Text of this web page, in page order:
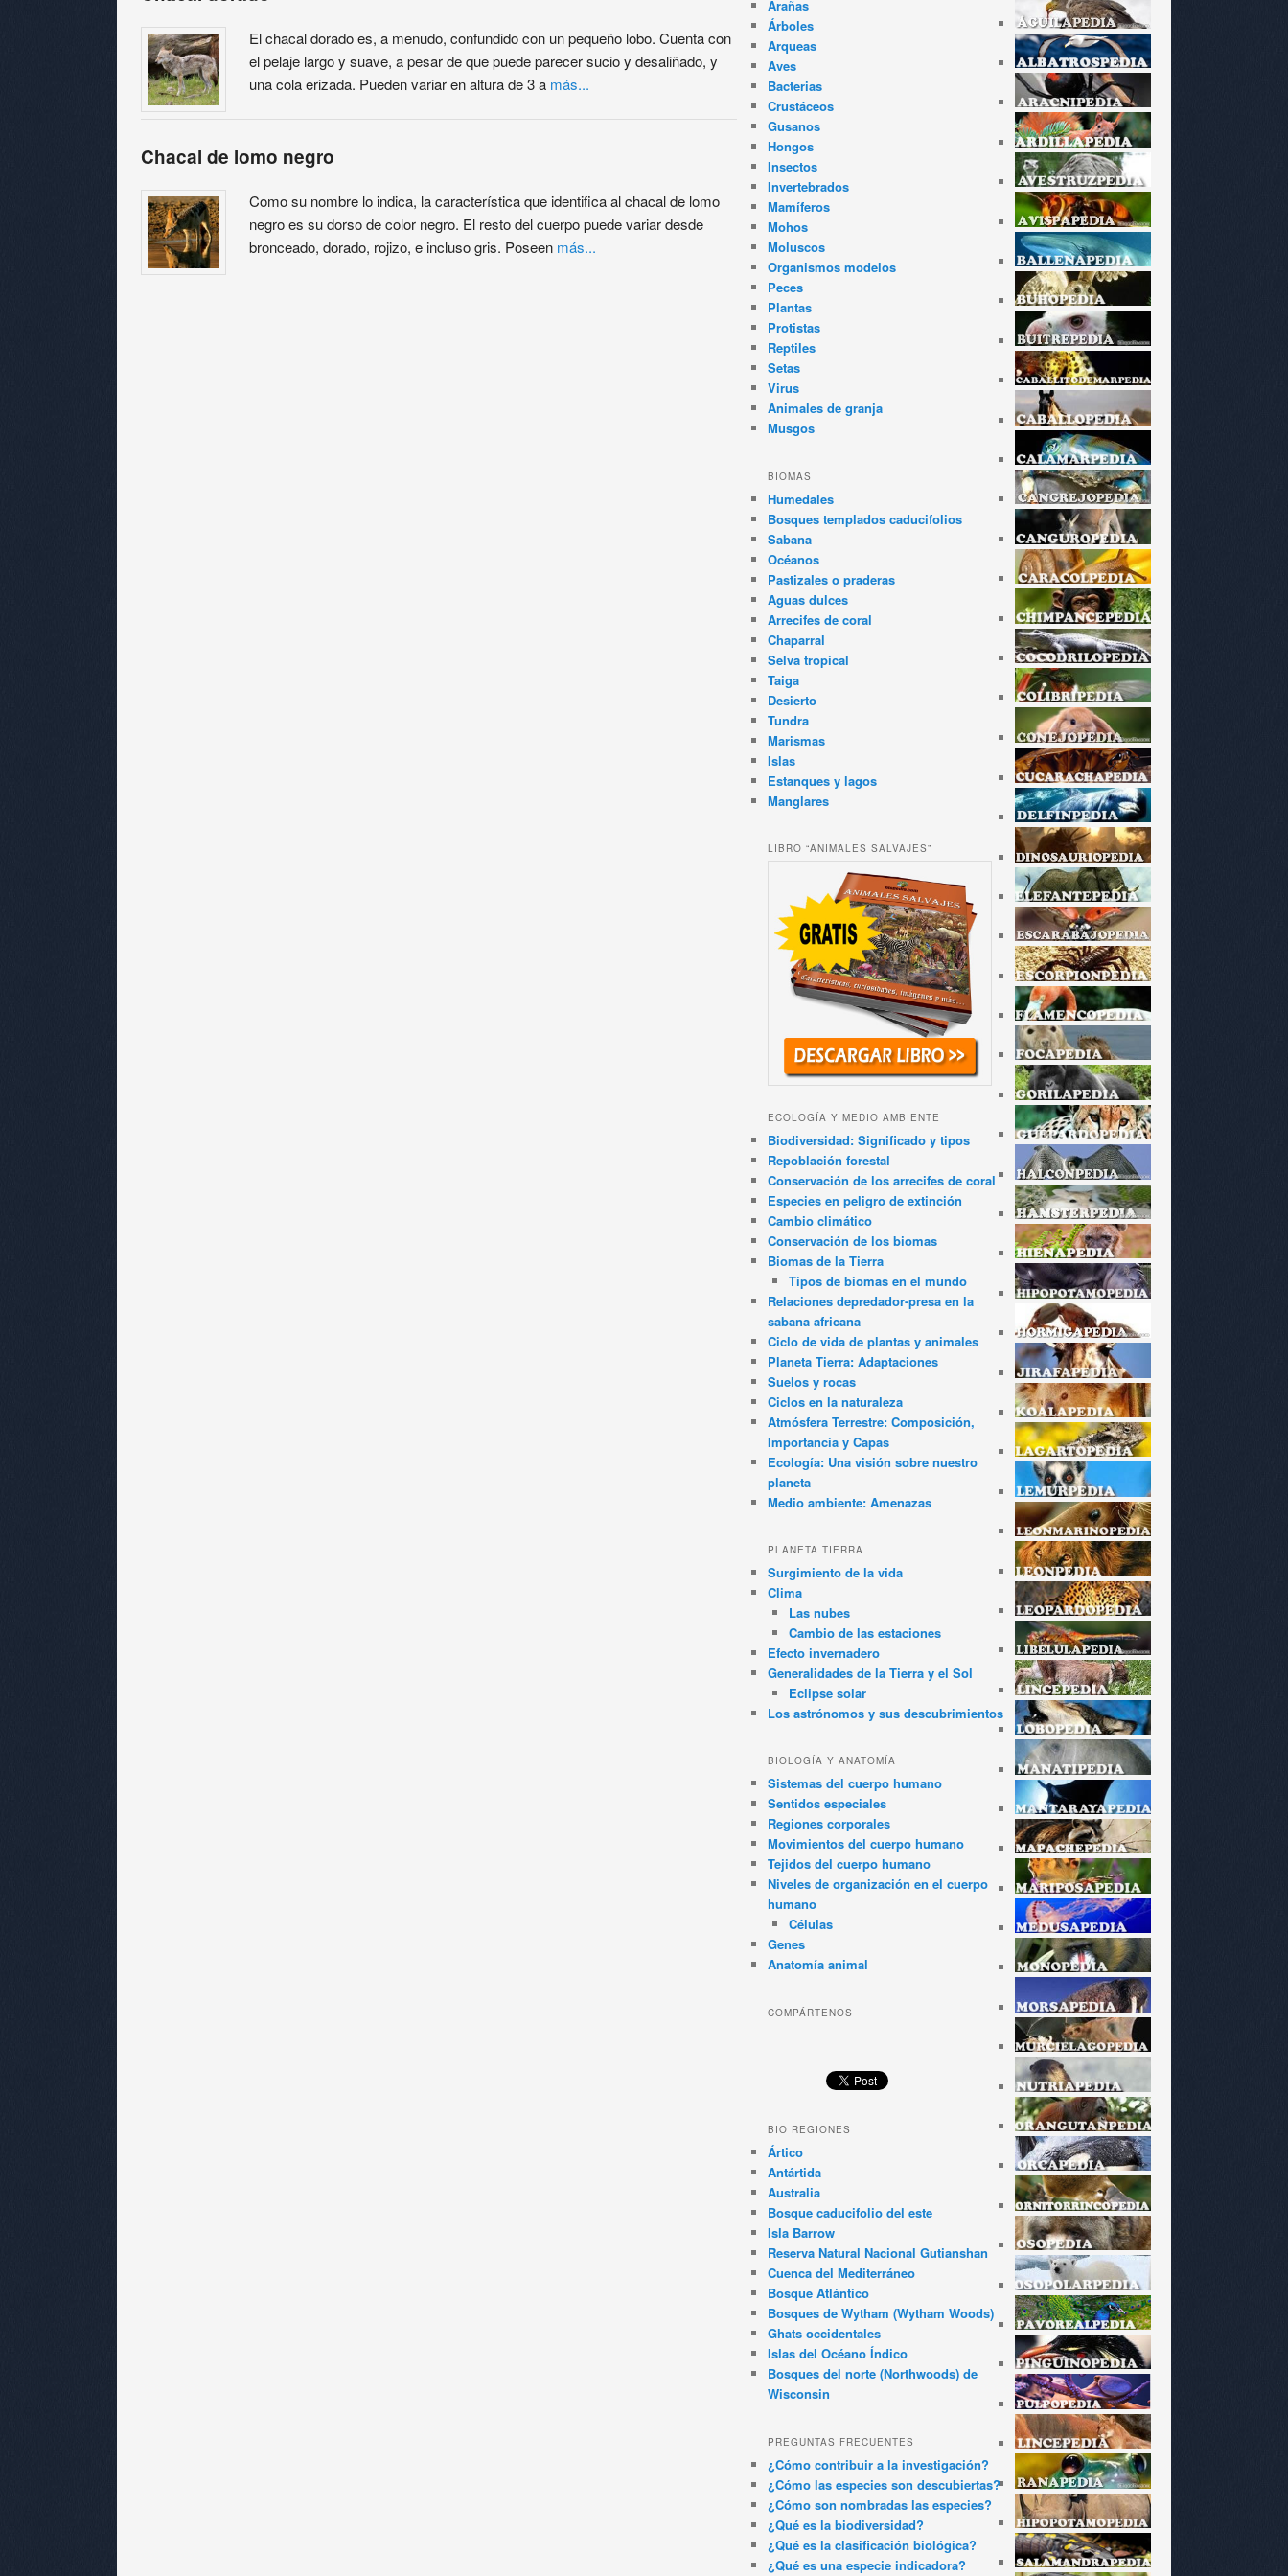
El chacal dorado es, a menudo, confundido con un pequeño lobo. Cuenta con
el pelaje largo y suave, a pesar de que puede parecer sucio y desaliñado, y
una cola erizada. Pueden variar en altura de 3 a más...
Chacal de lomo negro
Como su nombre lo indica, la característica que identifica al chacal de lomo
negro es su dorso de color negro. El resto del cuerpo puede variar desde
bronceado, dorado, rojizo, e incluso gris. Poseen más...
Arañas
Árboles
Arqueas
Aves
Bacterias
Crustáceos
Gusanos
Hongos
Insectos
Invertebrados
Mamíferos
Mohos
Moluscos
Organismos modelos
Peces
Plantas
Protistas
Reptiles
Setas
Virus
Animales de granja
Musgos
BIOMAS
Humedales
Bosques templados caducifolios
Sabana
Océanos
Pastizales o praderas
Aguas dulces
Arrecifes de coral
Chaparral
Selva tropical
Taiga
Desierto
Tundra
Marismas
Islas
Estanques y lagos
Manglares
LIBRO “ANIMALES SALVAJES”
ECOLOGÍA Y MEDIO AMBIENTE
Biodiversidad: Significado y tipos
Repoblación forestal
Conservación de los arrecifes de coral
Especies en peligro de extinción
Cambio climático
Conservación de los biomas
Biomas de la Tierra
Tipos de biomas en el mundo
Relaciones depredador-presa en la
sabana africana
Ciclo de vida de plantas y animales
Planeta Tierra: Adaptaciones
Suelos y rocas
Ciclos en la naturaleza
Atmósfera Terrestre: Composición,
Importancia y Capas
Ecología: Una visión sobre nuestro
planeta
Medio ambiente: Amenazas
PLANETA TIERRA
Surgimiento de la vida
Clima
Las nubes
Cambio de las estaciones
Efecto invernadero
Generalidades de la Tierra y el Sol
Eclipse solar
Los astrónomos y sus descubrimientos
BIOLOGÍA Y ANATOMÍA
Sistemas del cuerpo humano
Sentidos especiales
Regiones corporales
Movimientos del cuerpo humano
Tejidos del cuerpo humano
Niveles de organización en el cuerpo
humano
Células
Genes
Anatomía animal
COMPÁRTENOS
BIO REGIONES
Ártico
Antártida
Australia
Bosque caducifolio del este
Isla Barrow
Reserva Natural Nacional Gutianshan
Cuenca del Mediterráneo
Bosque Atlántico
Bosques de Wytham (Wytham Woods)
Ghats occidentales
Islas del Océano Índico
Bosques del norte (Northwoods) de
Wisconsin
PREGUNTAS FRECUENTES
¿Cómo contribuir a la investigación?
¿Cómo las especies son descubiertas?
¿Cómo son nombradas las especies?
¿Qué es la biodiversidad?
¿Qué es la clasificación biológica?
¿Qué es una especie indicadora?